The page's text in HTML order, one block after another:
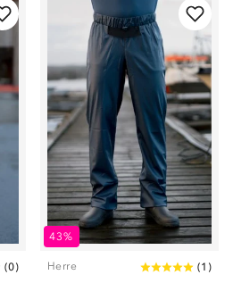
(0)
43%
Herre (1 )